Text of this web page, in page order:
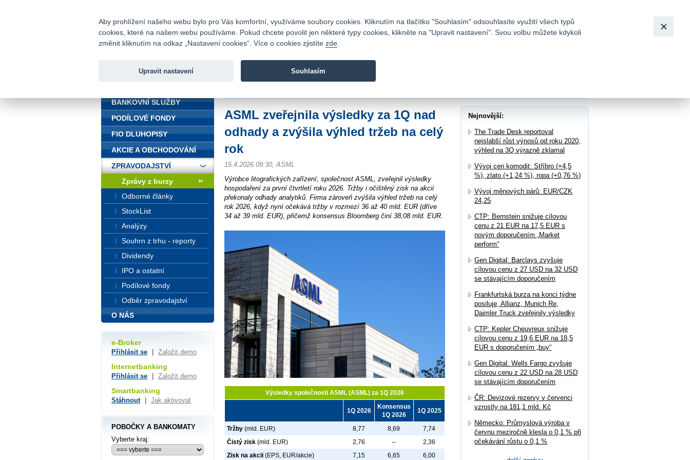
Fio banka
Fio banka je moderní česká banka. Poskytuje účty bez poplatků a
ASML zveřejnila výsledky za 1Q nad
odhady a zvýšila výhled tržeb na celý
rok
15.4.2026 09:30, ASML
Výrobce litografických zařízení, společnost ASML, zveřejnil výsledky
hospodaření za první čtvrtletí roku 2026. Tržby i očištěný zisk na akcii
překonaly odhady analytiků. Firma zároveň zvýšila výhled tržeb na celý
rok 2026, když nyní očekává tržby v rozmezí 36 až 40 mld. EUR (dříve
34 až 39 mld. EUR), přičemž konsensus Bloomberg činí 38,08 mld. EUR.
Výsledky společnosti ASML (ASML) za 1Q 2026
1Q 2026
Konsensus
1Q 2026
1Q 2025
Tržby (mld. EUR) 8,77 8,69
7,74
Čistý zisk (mld. EUR) 2,76 --
2,36
Zisk na akcii (EPS, EUR/akcie) 7,15 6,65 6,00
Nejnovější:
The Trade Desk reportoval
nejslabší růst výnosů od roku 2020,
výhled na 3Q výrazně zklamal
Vývoj cen komodit: Stříbro (+4,5
%), zlato (+1,24 %), ropa (+0,76 %)
Vývoj měnových párů: EUR/CZK
24,25
CTP: Bernstein snižuje cílovou
cenu z 21 EUR na 17,5 EUR s
novým doporučením „Market
perform“
Gen Digital: Barclays zvyšuje
cílovou cenu z 27 USD na 32 USD
se stávajícím doporučením
Frankfurtská burza na konci týdne
posiluje, Allianz, Munich Re,
Daimler Truck zveřejnily výsledky
CTP: Kepler Cheuvreux snižuje
cílovou cenu z 19,6 EUR na 18,5
EUR s doporučením „buy“
Gen Digital: Wells Fargo zvyšuje
cílovou cenu z 22 USD na 28 USD
se stávajícím doporučením
ČR: Devizové rezervy v červenci
vzrostly na 181,1 mld. Kč
Německo: Průmyslová výroba v
červnu meziročně klesla o 0,1 % při
očekávání růstu o 0,1 %
BANKOVNÍ SLUŽBY
PODÍLOVÉ FONDY
FIO DLUHOPISY
AKCIE A OBCHODOVÁNÍ
ZPRAVODAJSTVÍ
Zprávy z burzy
Odborné články
StockList
Analýzy
Souhrn z trhu - reporty
Dividendy
IPO a ostatní
Podílové fondy
Odběr zpravodajství
O NÁS
e-Broker
Přihlásit se Založit demo
Internetbanking
Přihlásit se Založit demo
Smartbanking
Stáhnout Jak aktivovat
POBOČKY A BANKOMATY
Vyberte kraj:
Aby prohlížení našeho webu bylo pro Vás komfortní, využíváme soubory cookies. Kliknutím na tlačítko "Souhlasím" odsouhlasíte využití všech typů
cookies, které na našem webu používáme. Pokud chcete povolit jen některé typy cookies, klikněte na "Upravit nastavení". Svou volbu můžete kdykoli
změnit kliknutím na odkaz „Nastavení cookies“. Více o cookies zjistíte zde
Upravit nastavení Souhlasím